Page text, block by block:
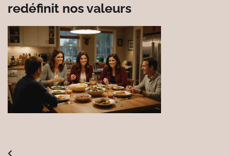
redéfinit nos valeurs